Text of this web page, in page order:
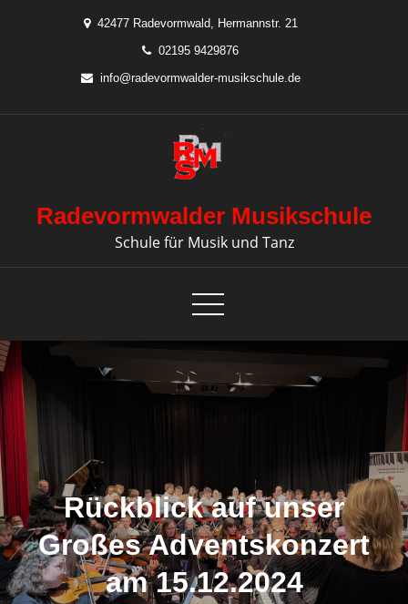
42477 Radevormwald, Hermannstr. 21
02195 9429876
info@radevormwalder-musikschule.de
Radevormwalder Musikschule
Schule für Musik und Tanz
Rückblick auf unser
Großes Adventskonzert
am 15.12.2024